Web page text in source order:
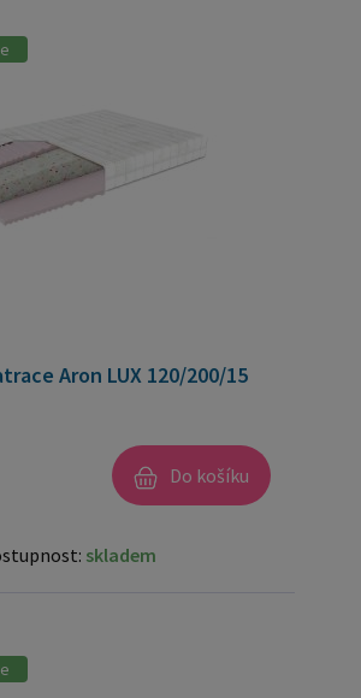
Aron LUX 120/200/15
Do košíku
skladem